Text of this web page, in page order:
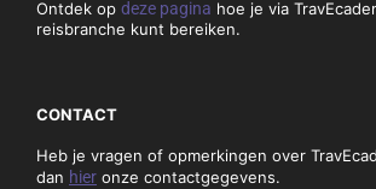
Ontdek op deze pagina hoe je via
reisbranche kunt bereiken.
CONTACT
Heb je vragen of opmerkingen over
dan hier onze contactgegevens.